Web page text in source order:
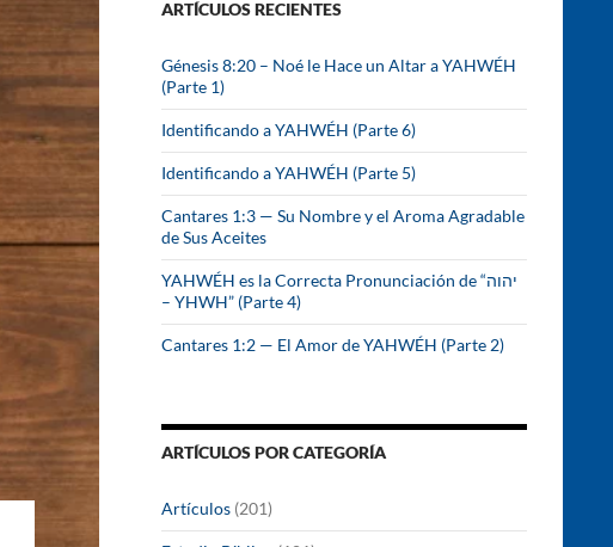
r
ARTÍCULOS RECIENTES
Génesis 8:20 – Noé le Hace un Altar a YAHWÉH
(Parte 1)
Identificando a YAHWÉH (Parte 6)
Identificando a YAHWÉH (Parte 5)
Cantares 1:3 — Su Nombre y el Aroma Agradable
de Sus Aceites
YAHWÉH es la Correcta Pronunciación de “יהוה
– YHWH” (Parte 4)
Cantares 1:2 — El Amor de YAHWÉH (Parte 2)
ARTÍCULOS POR CATEGORÍA
Artículos (201)